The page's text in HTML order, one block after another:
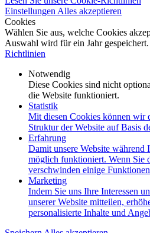
Einstellungen Alles akzeptieren
Cookies
Wählen Sie aus, welche Cookies
Auswahl wird für ein Jahr gespeichert.
Richtlinien
Notwendig
Diese Cookies sind nicht
die Website funktioniert.
Statistik
Mit diesen Cookies können wir
Struktur der Website auf Basis
Erfahrung
Damit unsere Website während
möglich funktioniert. Wenn Sie
verschwinden einige
Marketing
Indem Sie uns Ihre Interessen
unserer Website mitteilen,
personalisierte Inhalte und